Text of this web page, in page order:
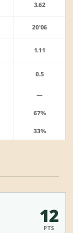
3.62
20'06
1.11
0.5
—
67%
33%
12
PTS